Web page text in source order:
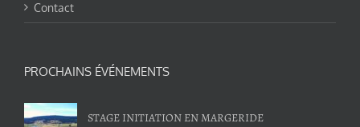
Contact
PROCHAINS ÉVÉNEMENTS
STAGE INITIATION EN MARGERIDE